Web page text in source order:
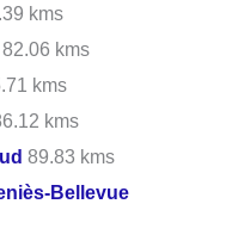
kms
82.06 kms
kms
kms
89.83 kms
Bellevue